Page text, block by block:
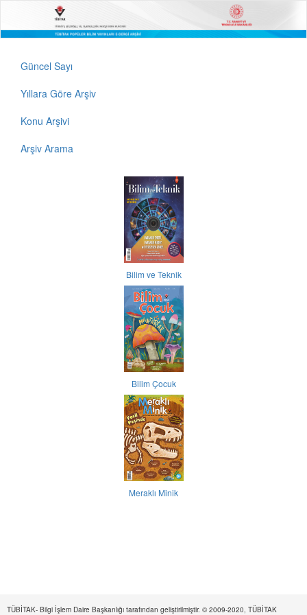
Güncel Sayı
Yıllara Göre Arşiv
Konu Arşivi
Arşiv Arama
Bilim ve Teknik
Bilim Çocuk
Meraklı Minik
TÜBİTAK- Bilgi İşlem Daire Başkanlığı tarafından geliştirilmiştir. © 2009-2020, TÜBİTAK